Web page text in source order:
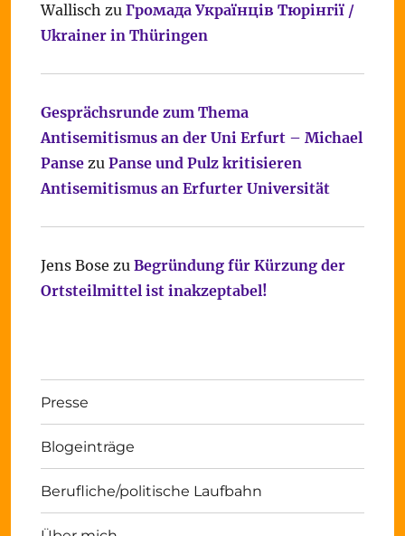
Wallisch zu Громада Українців Тюрінгії /
Ukrainer in Thüringen
Gesprächsrunde zum Thema
Antisemitismus an der Uni Erfurt – Michael
Pansezu Panse und Pulz kritisieren
Antisemitismus an Erfurter Universität
Jens Bose zu Begründung für Kürzung der
Ortsteilmittel ist inakzeptabel!
Presse
Blogeinträge
Berufliche/politische Laufbahn